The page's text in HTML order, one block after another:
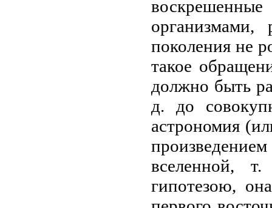
организмами,
поколения не
такое
должно быть
д. до
астрономия
вселенной,
гипотезою,